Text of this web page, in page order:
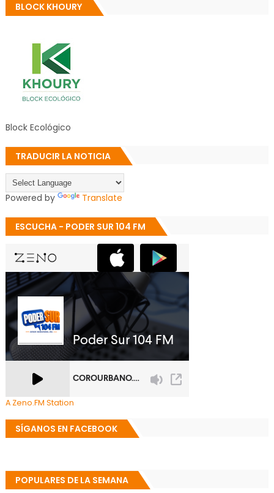
BLOCK KHOURY
Block Ecológico
TRADUCIR LA NOTICIA
Powered by Translate
ESCUCHA - PODER SUR 104 FM
A Zeno.FM Station
SÍGANOS EN FACEBOOK
POPULARES DE LA SEMANA